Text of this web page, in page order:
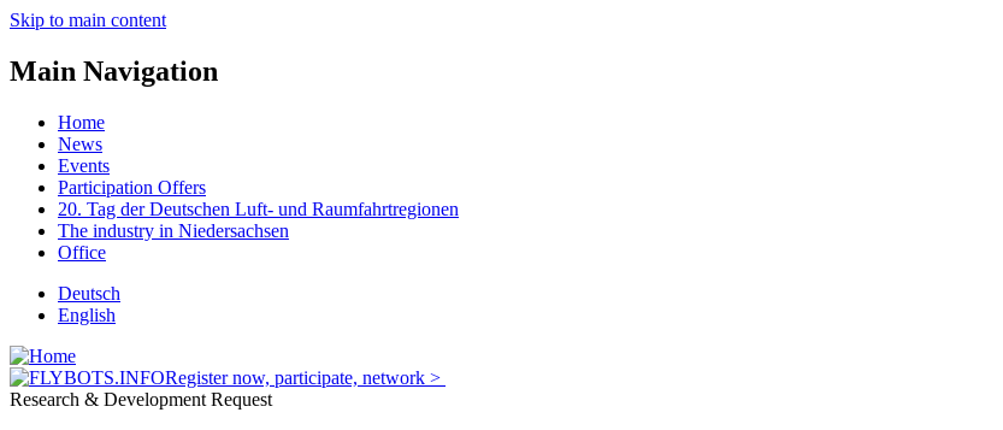
Skip to main content
Main Navigation
Home
News
Events
Participation Offers
20. Tag der Deutschen Luft- und Raumfahrtregionen
The industry in Niedersachsen
Office
Deutsch
English
Register now, participate, network >
Research & Development Request